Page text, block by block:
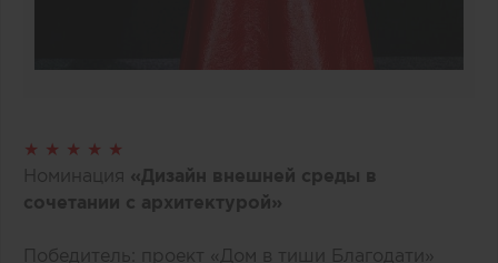
★ ★ ★ ★ ★
Номинация «Дизайн внешней среды в
сочетании с архитектурой»
Победитель: проект «Дом в тиши Благодати»